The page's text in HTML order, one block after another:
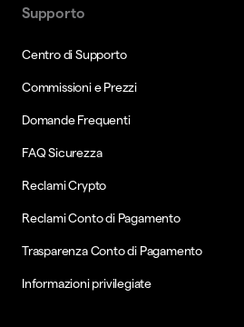
Supporto
Centro di Supporto
Commissioni e Prezzi
Domande Frequenti
FAQ Sicurezza
Reclami Crypto
Reclami Conto di Pagamento
Trasparenza Conto di Pagamento
Informazioni privilegiate